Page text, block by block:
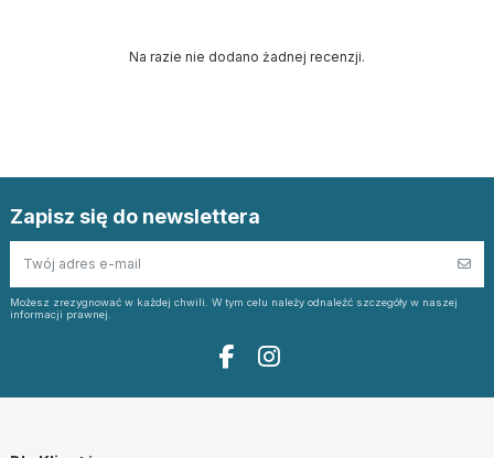
Na razie nie dodano żadnej recenzji.
Zapisz się do newslettera
Możesz zrezygnować w każdej chwili. W tym celu należy odnaleźć szczegóły w naszej
informacji prawnej.